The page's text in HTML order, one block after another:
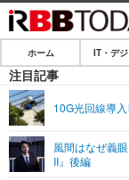
ホーム
IT・デジタル
ネタ
SPEED TEST
エンタメ
ホーム IT・デ
注目記事
10G光回線導
風間はなぜ義
II』後編